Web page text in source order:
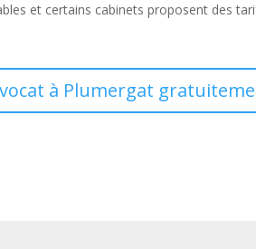
et certains cabinets proposent des
à Plumergat